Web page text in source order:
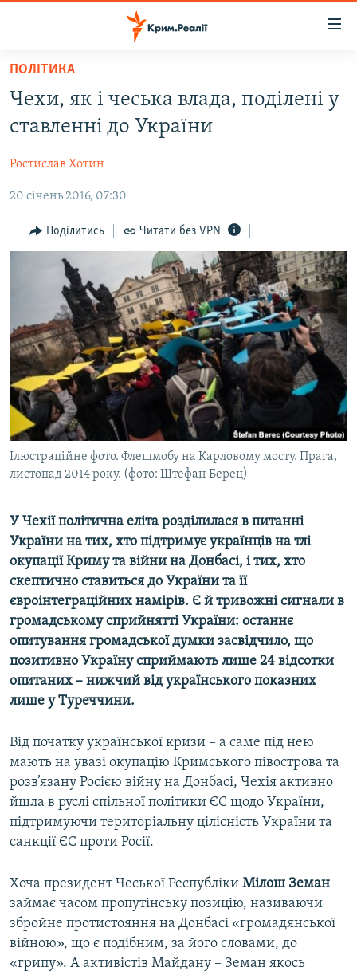
Перейти
основного
матеріалу
до
навігації
Перейти
ВОДА.КРИМ
ПОЛІТИКА
БЛОГИ
ПОГЛЯД
ІНТЕРВ'Ю
ВСЕ ЗА ДЕНЬ
СПЕЦПРОЕКТИ
ДЕПОРТАЦІЯ
ВІДЕОУРОКИ «ELIFBE»
СВІДЧЕННЯ ОКУПАЦІЇ
УКРАЇНСЬКА ПРОБЛЕМА КРИМУ
ІНФОГРАФІКА
ЯК ОБІЙТИ БЛОКУВАННЯ
Русский
Qırımtatar
ДОЛУЧАЙСЯ!
Усі сайти RFE/RL
ПОЛІТИКА
Чехи, як і чеська влада, поділені у
ставленні до України
Ростислав Хотин
20 січень 2016, 07:30
Поділитись Читати без VPN
Ілюстраційне фото. Флешмобу на Карловому мосту. Прага,
листопад 2014 року. (фото: Штефан Берец)
У Чехії політична еліта розділилася в питанні
України на тих, хто підтримує українців на тлі
окупації Криму та війни на Донбасі, і тих, хто
скептично ставиться до України та її
євроінтеграційних намірів. Є й тривожні сигнали в
громадському сприйнятті України: останнє
опитування громадської думки засвідчило, що
позитивно Україну сприймають лише 24 відсотки
опитаних – нижчий від українського показних
лише у Туреччини.
Від початку української кризи – а саме під нею
мають на увазі окупацію Кримського півострова та
розв’язану Росією війну на Донбасі, Чехія активно
йшла в руслі спільної політики ЄС щодо України,
підтримуючи територіальну цілісність України та
санкції ЄС проти Росії.
Хоча президент Чеської Республіки Мілош Земан
займає часом пропутінську позицію, називаючи
збройне протистояння на Донбасі «громадянської
війною», що є подібним, за його словами, до
«грипу». А активістів Майдану – Земан якось